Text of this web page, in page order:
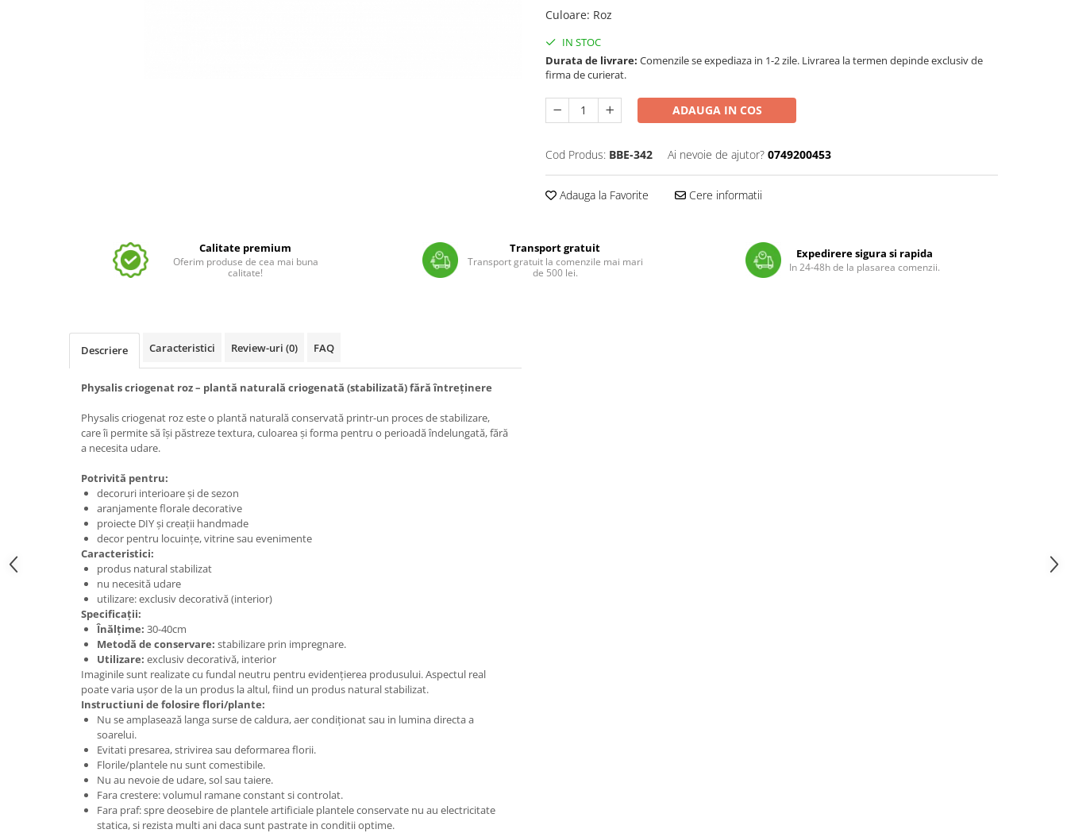
Culoare: Roz
IN STOC
Durata de livrare: Comenzile se expediaza in 1-2 zile. Livrarea la termen depinde exclusiv de
firma de curierat.
ADAUGA IN COS
Cod Produs: BBE-342 Ai nevoie de ajutor? 0749200453
Adauga la Favorite Cere informatii
Calitate premium
Oferim produse de cea mai buna
calitate!
Transport gratuit
Transport gratuit la comenzile mai mari
de 500 lei.
Expedirere sigura si rapida
In 24-48h de la plasarea comenzii.
Descriere Caracteristici Review-uri (0) FAQ
Physalis criogenat roz – plantă naturală criogenată (stabilizată) fără întreținere
Physalis criogenat roz este o plantă naturală conservată printr-un proces de stabilizare,
care îi permite să își păstreze textura, culoarea și forma pentru o perioadă îndelungată, fără
a necesita udare.
Potrivită pentru:
decoruri interioare și de sezon
aranjamente florale decorative
proiecte DIY și creații handmade
decor pentru locuințe, vitrine sau evenimente
Caracteristici:
produs natural stabilizat
nu necesită udare
utilizare: exclusiv decorativă (interior)
Specificații:
Înălțime: 30-40cm
Metodă de conservare: stabilizare prin impregnare.
Utilizare: exclusiv decorativă, interior
Imaginile sunt realizate cu fundal neutru pentru evidențierea produsului. Aspectul real
poate varia ușor de la un produs la altul, fiind un produs natural stabilizat.
Instructiuni de folosire flori/plante:
Nu se amplasează langa surse de caldura, aer condiționat sau in lumina directa a
soarelui.
Evitati presarea, strivirea sau deformarea florii.
Florile/plantele nu sunt comestibile.
Nu au nevoie de udare, sol sau taiere.
Fara crestere: volumul ramane constant si controlat.
Fara praf: spre deosebire de plantele artificiale plantele conservate nu au electricitate
statica, si rezista multi ani daca sunt pastrate in conditii optime.